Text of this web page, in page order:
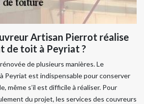
Artisan Pierrot réalise
de toit à Peyriat ?
de plusieurs manières. Le
Peyriat est indispensable pour conserver
même s’il est difficile à réaliser. Pour
du projet, les services des couvreurs